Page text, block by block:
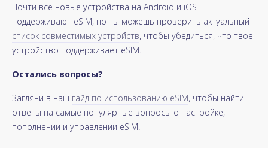
Почти все новые устройства на Android и iOS
поддерживают eSIM, но ты можешь проверить актуальный
список совместимых устройств, чтобы убедиться, что твое
устройство поддерживает eSIM.
Остались вопросы?
Загляни в наш гайд по использованию eSIM, чтобы найти
ответы на самые популярные вопросы о настройке,
пополнении и управлении eSIM.